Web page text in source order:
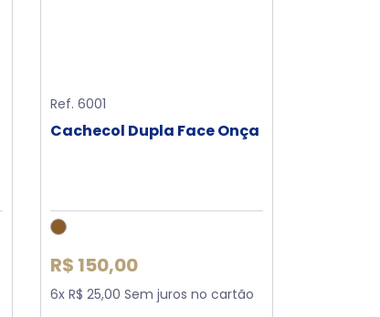
Ref. 6001
Cachecol Dupla Face Onça
R$ 150,00
6x R$ 25,00 Sem juros no cartão